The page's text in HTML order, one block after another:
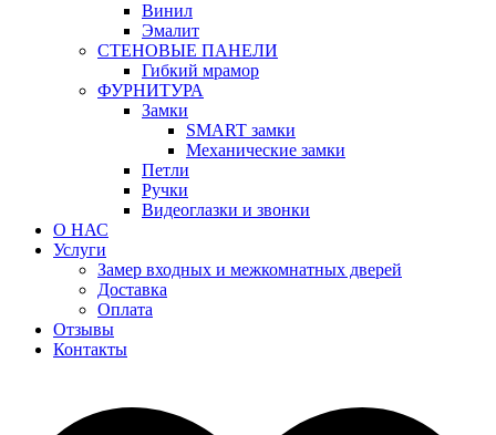
Винил
Эмалит
СТЕНОВЫЕ ПАНЕЛИ
Гибкий мрамор
ФУРНИТУРА
Замки
SMART замки
Механические замки
Петли
Ручки
Видеоглазки и звонки
О НАС
Услуги
Замер входных и межкомнатных дверей
Доставка
Оплата
Отзывы
Контакты